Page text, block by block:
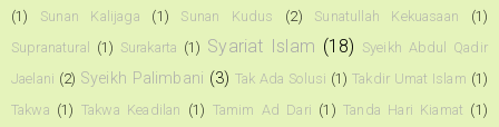
(1)
Sunan Kalijaga (1) Sunan Kudus (2) Sunatullah Kekuasaan
(1)
Supranatural
(1) Surakarta (1) Syariat Islam (18) Syeikh Abdul Qadir
Jaelani (2) Syeikh Palimbani (3) Tak Ada Solusi (1) Takdir Umat Islam (1)
Takwa (1) Takwa Keadilan (1) Tamim Ad Dari (1) Tanda Hari Kiamat (1)